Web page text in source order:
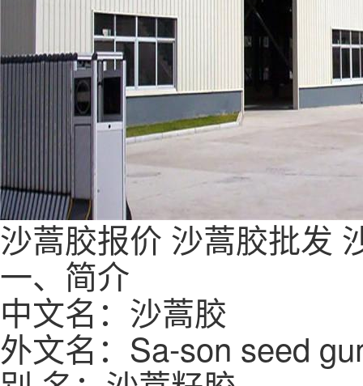
沙蒿胶报价 沙蒿胶批发
一、简介
中文名：沙蒿胶
外文名：Sa-son seed